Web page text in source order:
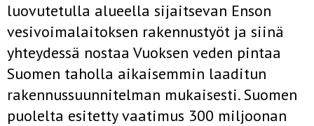
luovutetulla alueella sijaitsevan En­son
vesivoimalaitoksen rakennustyöt ja siinä
yhteydessä nostaa Vuoksen veden pintaa
Suomen taholla aikaisemmin laaditun
rakennussuunnitelman mukaisesti. Suomen
puolelta esitetty vaatimus 300 miljoonan